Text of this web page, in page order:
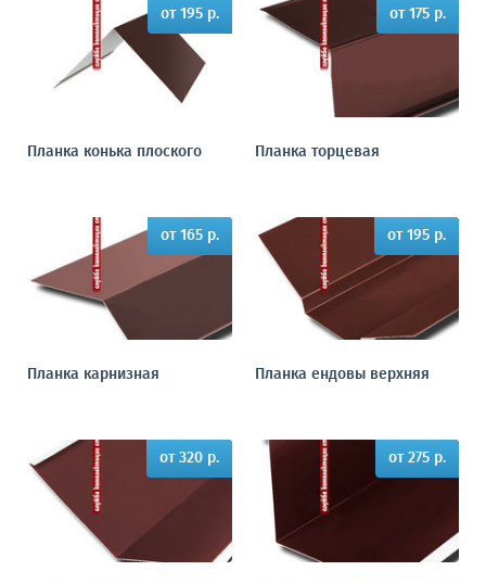
от 195 р.
Планка конька плоского
от 175 р.
Планка торцевая
от 165 р.
Планка карнизная
от 195 р.
Планка ендовы верхняя
от 320 р. от 275 р.